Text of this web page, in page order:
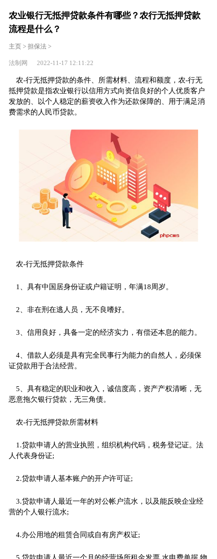
农业银行无抵押贷款条件有哪些？农行无抵押贷款
流程是什么？
主页> 担保法>
法制网 2022-11-17 12:11:22
农-行无抵押贷款的条件、所需材料、流程和额度，农-行无
抵押贷款是指农业银行以信用方式向资信良好的个人优质客户
发放的、以个人稳定的薪资收入作为还款保障的、用于满足消
费需求的人民币贷款。
农-行无抵押贷款条件
1、具有中国居身份证或户籍证明，年满18周岁。
2、非在刑在逃人员，无不良嗜好。
3、信用良好，具备一定的经济实力，有偿还本息的能力。
4、借款人必须是具有完全民事行为能力的自然人，必须保
证贷款用于合法经营。
5、具有稳定的职业和收入，诚信度高，资产产权清晰，无
恶意拖欠银行贷款，无三角债。
农-行无抵押贷款所需材料
1.贷款申请人的营业执照，组织机构代码，税务登记证。法
人代表身份证;
2.贷款申请人基本账户的开户许可证;
3.贷款申请人最近一年的对公帐户流水，以及能反映企业经
营的个人银行流水;
4.办公用地的租赁合同或自有房产权证;
5.贷款申请人最近一个月的经营场所租金发票.水电费单据.物